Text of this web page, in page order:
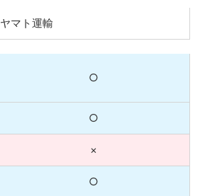
ヤマト運輸
○
○
×
○